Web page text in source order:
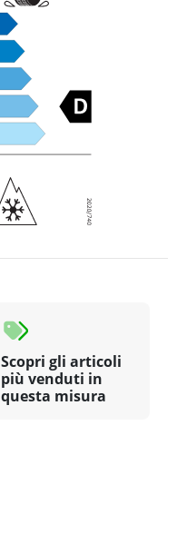
Scopri gli articoli
più venduti in
questa misura